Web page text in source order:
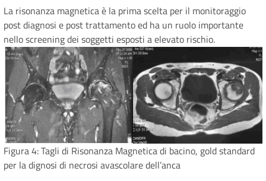
La risonanza magnetica è la prima scelta per il monitoraggio
post diagnosi e post trattamento ed ha un ruolo importante
nello screening dei soggetti esposti a elevato rischio.
Figura 4: Tagli di Risonanza Magnetica di bacino, gold standard
per la dignosi di necrosi avascolare dell’anca